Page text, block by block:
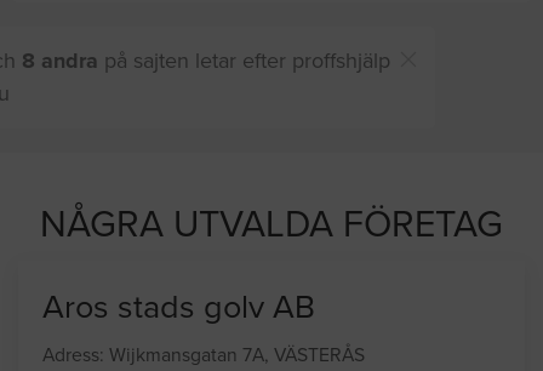
Du och8 andra på sajten letar efter proffshjälp
NÅGRA UTVALDA FÖRETAG
Aros stads golv AB
Adress: Wijkmansgatan 7A, VÄSTERÅS